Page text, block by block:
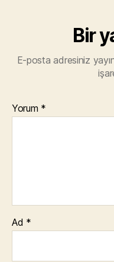
Bir
E-posta adresiniz
Yorum *
Ad *